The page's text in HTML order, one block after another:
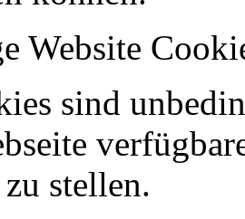
Website
sind
stellen.